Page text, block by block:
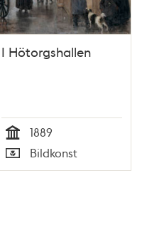
I Hötorgshallen
Tid
1889
Typ
Bildkonst